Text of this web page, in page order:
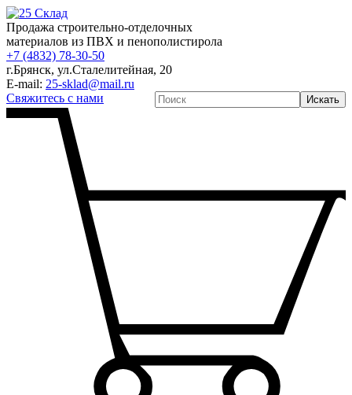
Продажа строительно-отделочных
материалов из ПВХ и пенополистирола
+7 (4832) 78-30-50
г.Брянск, ул.Сталелитейная, 20
E-mail: 25-sklad@mail.ru
Свяжитесь с нами
Искать